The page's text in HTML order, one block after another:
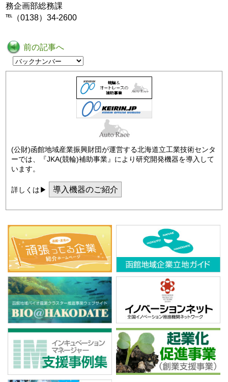
務企画部総務課
℡（0138）34-2600
前の記事へ
(公財)函館地域産業振興財団が運営する北海道立工業技術センタ
ーでは、『JKA(競輪)補助事業』により研究開発機器を導入して
います。
詳しくは▶ 導入機器のご紹介